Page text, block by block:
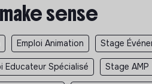
sense
Emploi Animation Stage
Educateur Spécialisé Stage AMP